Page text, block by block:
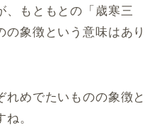
、もともとの「歳寒三
象徴という意味はあり
れめでたいものの象徴と
。